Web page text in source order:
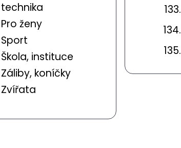
technika
Pro ženy
Sport
Škola, instituce
Záliby, koníčky
Zvířata
133.
134.
135.